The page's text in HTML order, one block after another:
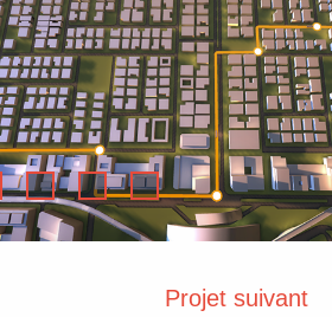
Projet suivant